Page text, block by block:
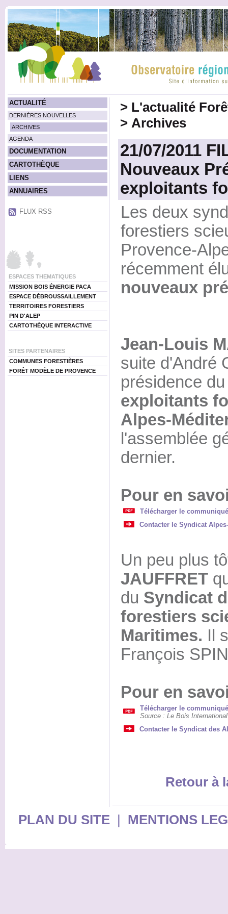
ACTUALITÉ
DERNIÈRES NOUVELLES
ARCHIVES
AGENDA
DOCUMENTATION
CARTOTHÈQUE
LIENS
ANNUAIRES
FLUX RSS
ESPACES THEMATIQUES
MISSION BOIS ÉNERGIE PACA
ESPACE DÉBROUSSAILLEMENT
TERRITOIRES FORESTIERS
PIN D'ALEP
CARTOTHÈQUE INTERACTIVE
SITES PARTENAIRES
COMMUNES FORESTIÈRES
FORÊT MODÈLE DE PROVENCE
> L'actualité
> Archives
21/07/2011
Nouveaux
exploitants
Les deux
forestiers
Provence-
récemment
nouveaux
Jean-Louis
suite d'André
présidence
exploitants
Alpes-
l'assemblée
dernier.
Pour en
Télécharger le
Contacter le Syndicat
Un peu plus
JAUFFRET
du Syndicat
forestiers
Maritimes. Il
François
Pour en
Télécharger le
Source : Le Bois
Contacter le Syndicat des
Retour à
PLAN DU SITE| MENTIONS